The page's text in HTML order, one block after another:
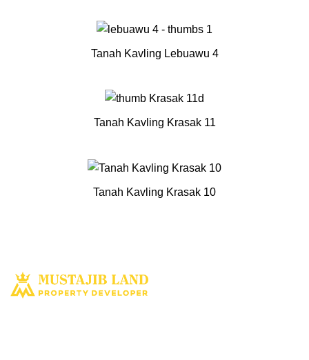
Tanah Kavling Lebuawu 4
Tanah Kavling Krasak 11
Tanah Kavling Krasak 10